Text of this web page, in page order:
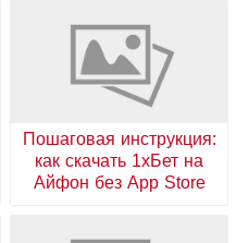
Пошаговая инструкция:
как скачать 1хБет на
Айфон без App Store